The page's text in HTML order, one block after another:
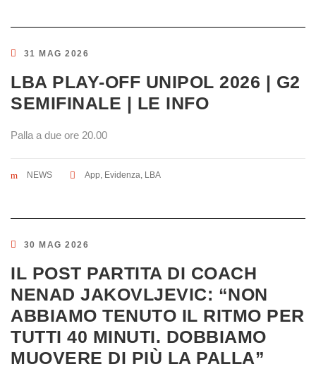
31 MAG 2026
LBA PLAY-OFF UNIPOL 2026 | G2
SEMIFINALE | LE INFO
Palla a due ore 20.00
NEWS App, Evidenza, LBA
30 MAG 2026
IL POST PARTITA DI COACH
NENAD JAKOVLJEVIC: “NON
ABBIAMO TENUTO IL RITMO PER
TUTTI 40 MINUTI. DOBBIAMO
MUOVERE DI PIÙ LA PALLA”